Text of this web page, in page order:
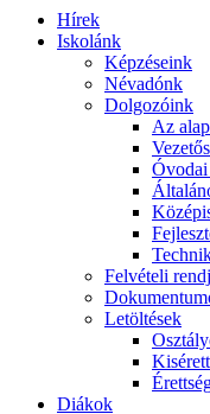
Hírek
Iskolánk
Képzéseink
Névadónk
Dolgozóink
Az
Óvodai
Felvételi
Letöltések
Diákok